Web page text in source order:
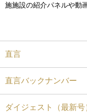
施施設の紹介パネルや動
直言
直言バックナンバー
ダイジェスト（最新号